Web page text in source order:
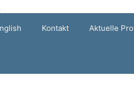
Kontakt Aktuelle